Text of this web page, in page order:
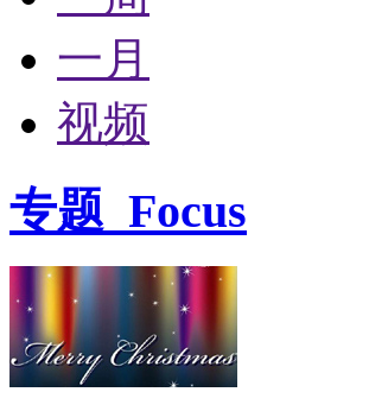
一月
视频
专题 Focus